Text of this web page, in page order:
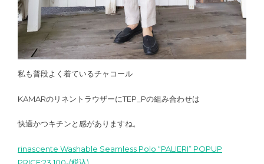
私も普段よく着ているチャコール
KAMARのリネントラウザーにTEP_Pの組み合わせは
快適かつキチンと感がありますね。
rinascente Washable Seamless Polo “PALIERI” POPUP